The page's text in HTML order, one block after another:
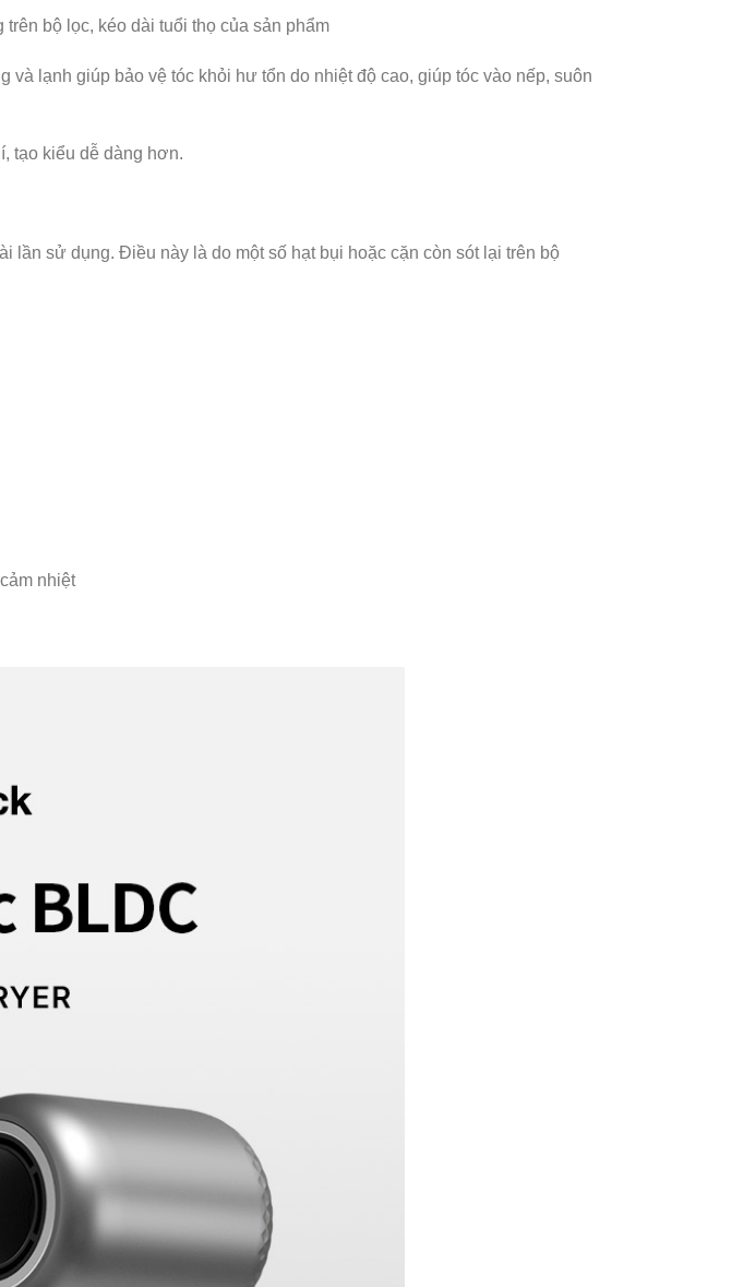
bộ lọc, kéo dài tuổi thọ của sản phẩm
lạnh giúp bảo vệ tóc khỏi hư tổn do nhiệt độ cao, giúp tóc vào nếp, suôn
tạo kiểu dễ dàng hơn.
lần sử dụng. Điều này là do một số hạt bụi hoặc cặn còn sót lại trên bộ
nhiệt